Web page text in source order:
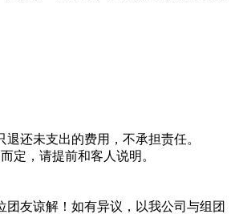
还未支出的费用，不承担责任。
定，请提前和客人说明。
友谅解！如有异议，以我公司与组团